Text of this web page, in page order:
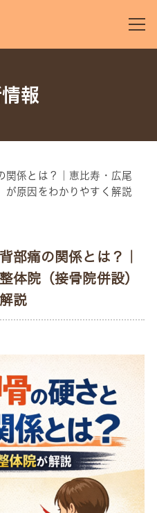
報
関係とは？｜恵比寿・広尾
が原因をわかりやすく解説
部痛の関係とは？｜
体院（接骨院併設）
説